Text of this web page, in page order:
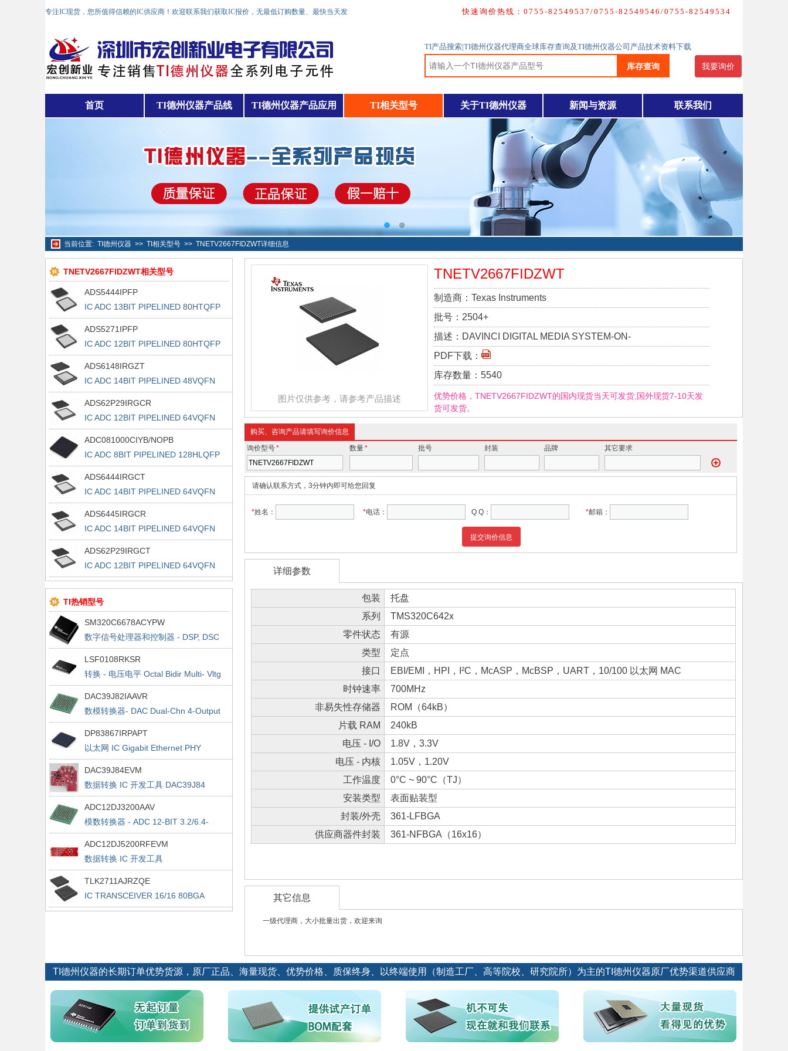
专注IC现货，您所值得信赖的IC供应商！欢迎联系我们获取IC报价，无最低订购数量、最快当天发 快速询价热线：0755-82549537/0755-82549546/0755-82549534
TI产品搜索|TI德州仪器代理商全球库存查询及TI德州仪器公司产品技术资料下载
库存查询 我要询价
首页 TI德州仪器产品线 TI德州仪器产品应用 TI相关型号 关于TI德州仪器 新闻与资源 联系我们
当前位置: TI德州仪器 >> TI相关型号 >> TNETV2667FIDZWT详细信息
TNETV2667FIDZWT相关型号
ADS5444IPFP
IC ADC 13BIT PIPELINED 80HTQFP
ADS5271IPFP
IC ADC 12BIT PIPELINED 80HTQFP
ADS6148IRGZT
IC ADC 14BIT PIPELINED 48VQFN
ADS62P29IRGCR
IC ADC 12BIT PIPELINED 64VQFN
ADC081000CIYB/NOPB
IC ADC 8BIT PIPELINED 128HLQFP
ADS6444IRGCT
IC ADC 14BIT PIPELINED 64VQFN
ADS6445IRGCR
IC ADC 14BIT PIPELINED 64VQFN
ADS62P29IRGCT
IC ADC 12BIT PIPELINED 64VQFN
TI热销型号
SM320C6678ACYPW
数字信号处理器和控制器 - DSP, DSC
Multicore Fixed Digital Signal Proc
LSF0108RKSR
转换 - 电压电平 Octal Bidir Multi- Vltg
Lev Translator
DAC39J82IAAVR
数模转换器- DAC Dual-Chn 4-Output
16-Bit 2.8 GSPS
DP83867IRPAPT
以太网 IC Gigabit Ethernet PHY
DAC39J84EVM
数据转换 IC 开发工具 DAC39J84
Evaluation Module
ADC12DJ3200AAV
模数转换器 - ADC 12-BIT 3.2/6.4-
GSPS DUAL/SINGLE CH ADC
ADC12DJ5200RFEVM
数据转换 IC 开发工具
ADC12DJ5200RF EVALUATION
TLK2711AJRZQE
IC TRANSCEIVER 16/16 80BGA
图片仅供参考，请参考产品描述
TNETV2667FIDZWT
制造商： Texas Instruments
批号： 2504+
描述： DAVINCI DIGITAL MEDIA SYSTEM-ON-
PDF下载：
库存数量： 5540
优势价格，TNETV2667FIDZWT的国内现货当天可发货,国外现货7-10天发
货可发货。
购买、咨询产品请填写询价信息
询价型号* 数量* 批号 封装 品牌 其它要求
请确认联系方式，3分钟内即可给您回复
*姓名： *电话： Q Q： *邮箱：
提交询价信息
详细参数
包装
托盘
系列
TMS320C642x
零件状态
有源
类型
定点
接口
EBI/EMI，HPI，I²C，McASP，McBSP，UART，10/100 以太网 MAC
时钟速率
700MHz
非易失性存储器
ROM（64kB）
片载 RAM
240kB
电压 - I/O
1.8V，3.3V
电压 - 内核
1.05V，1.20V
工作温度
0°C ~ 90°C（TJ）
安装类型
表面贴装型
封装/外壳
361-LFBGA
供应商器件封装
361-NFBGA（16x16）
其它信息
一级代理商，大小批量出货，欢迎来询
TI德州仪器的长期订单优势货源，原厂正品、海量现货、优势价格、质保终身、以终端使用（制造工厂、高等院校、研究院所）为主的TI德州仪器原厂优势渠道供应商